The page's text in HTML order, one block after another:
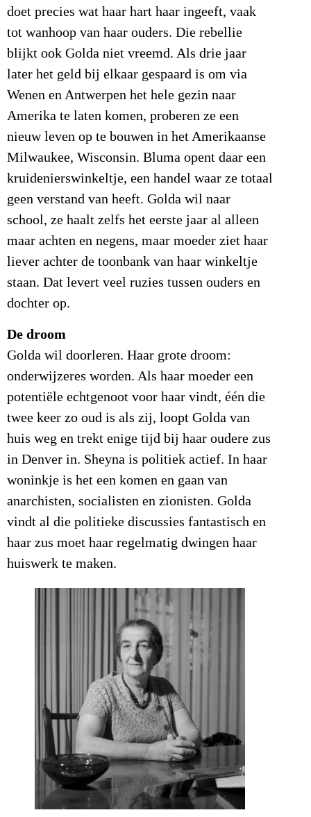
doet precies wat haar hart haar ingeeft, vaak
tot wanhoop van haar ouders. Die rebellie
blijkt ook Golda niet vreemd. Als drie jaar
later het geld bij elkaar gespaard is om via
Wenen en Antwerpen het hele gezin naar
Amerika te laten komen, proberen ze een
nieuw leven op te bouwen in het Amerikaanse
Milwaukee, Wisconsin. Bluma opent daar een
kruidenierswinkeltje, een handel waar ze totaal
geen verstand van heeft. Golda wil naar
school, ze haalt zelfs het eerste jaar al alleen
maar achten en negens, maar moeder ziet haar
liever achter de toonbank van haar winkeltje
staan. Dat levert veel ruzies tussen ouders en
dochter op.
De droom
Golda wil doorleren. Haar grote droom:
onderwijzeres worden. Als haar moeder een
potentiële echtgenoot voor haar vindt, één die
twee keer zo oud is als zij, loopt Golda van
huis weg en trekt enige tijd bij haar oudere zus
in Denver in. Sheyna is politiek actief. In haar
woninkje is het een komen en gaan van
anarchisten, socialisten en zionisten. Golda
vindt al die politieke discussies fantastisch en
haar zus moet haar regelmatig dwingen haar
huiswerk te maken.